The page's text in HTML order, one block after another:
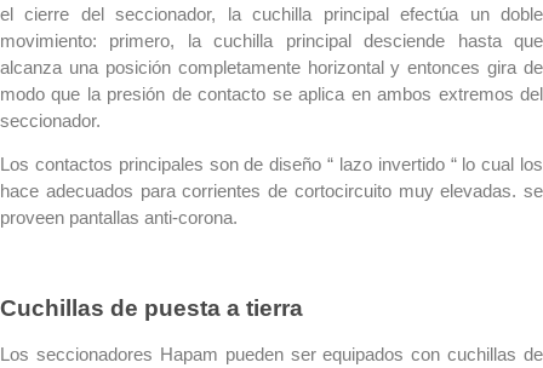
el cierre del seccionador, la cuchilla principal efectúa un doble
movimiento: primero, la cuchilla principal desciende hasta que
alcanza una posición completamente horizontal y entonces gira de
modo que la presión de contacto se aplica en ambos extremos del
seccionador.
Los contactos principales son de diseño “ lazo invertido “ lo cual los
hace adecuados para corrientes de cortocircuito muy elevadas. se
proveen pantallas anti-corona.
Cuchillas de puesta a tierra
Los seccionadores Hapam pueden ser equipados con cuchillas de